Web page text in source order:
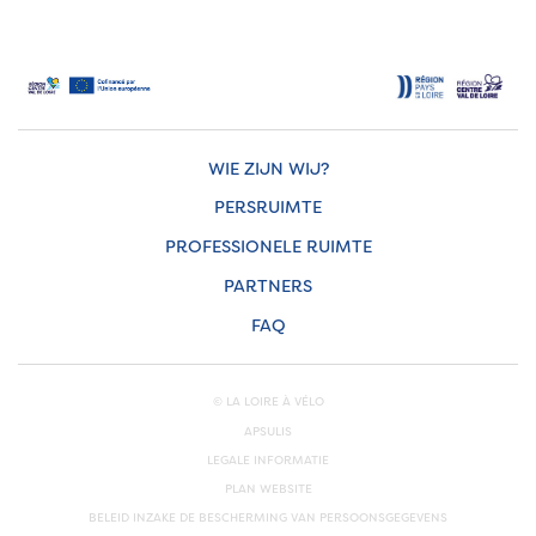
WIE ZIJN WIJ?
PERSRUIMTE
PROFESSIONELE RUIMTE
PARTNERS
FAQ
© LA LOIRE À VÉLO
APSULIS
LEGALE INFORMATIE
PLAN WEBSITE
BELEID INZAKE DE BESCHERMING VAN PERSOONSGEGEVENS